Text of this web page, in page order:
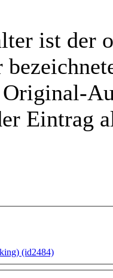
ist der
Eintrag
(id2484)